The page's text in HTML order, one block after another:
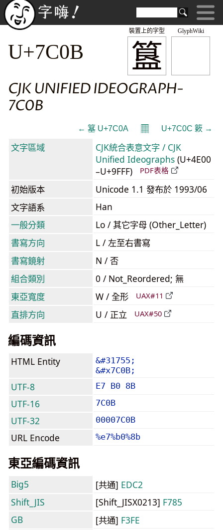
GlyphWiki
簋
裝置上的字型
U+7C0B
CJK UNIFIED IDEOGRAPH-
7C0B
← 簊 U+7C0A 𝄜 U+7C0C 簌 →
文字區域
CJK統合表意文字 / CJK
Unified Ideographs (U+4E00
–U+9FFF)
PDF表格
初始版本
Unicode 1.1 發布於 1993/06
文字語系
Han
一般分類
Lo / 其它字母 (Other_Letter)
書寫方向
L / 左至右書寫
書寫鏡射
N / 否
組合類別
0 / Not_Reordered; 無
東亞寬度
W / 全形 UAX#11
直排方向 U / 正立 UAX#50
編碼資訊
HTML Entity
&#31755;
&#x7C0B;
UTF-8 E7 B0 8B
UTF-16 7C0B
UTF-32 00007C0B
URL Encode %e7%b0%8b
東亞編碼資訊
Big5 [共通] EDC2
Shift_JIS
[Shift_JISX0213] F785
GB
[共通] F3FE